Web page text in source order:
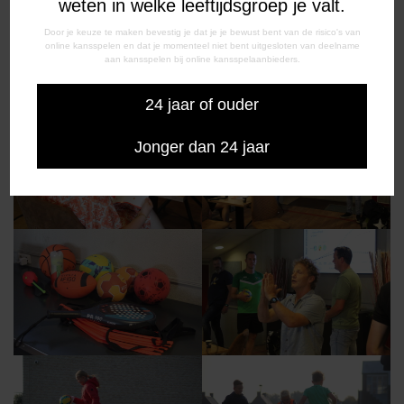
weten in welke leeftijdsgroep je valt.
Door je keuze te maken bevestig je dat je je bewust bent van de risico's van
online kansspelen en dat je momenteel niet bent uitgesloten van deelname
aan kansspelen bij online kansspelaanbieders.
24 jaar of ouder
Jonger dan 24 jaar